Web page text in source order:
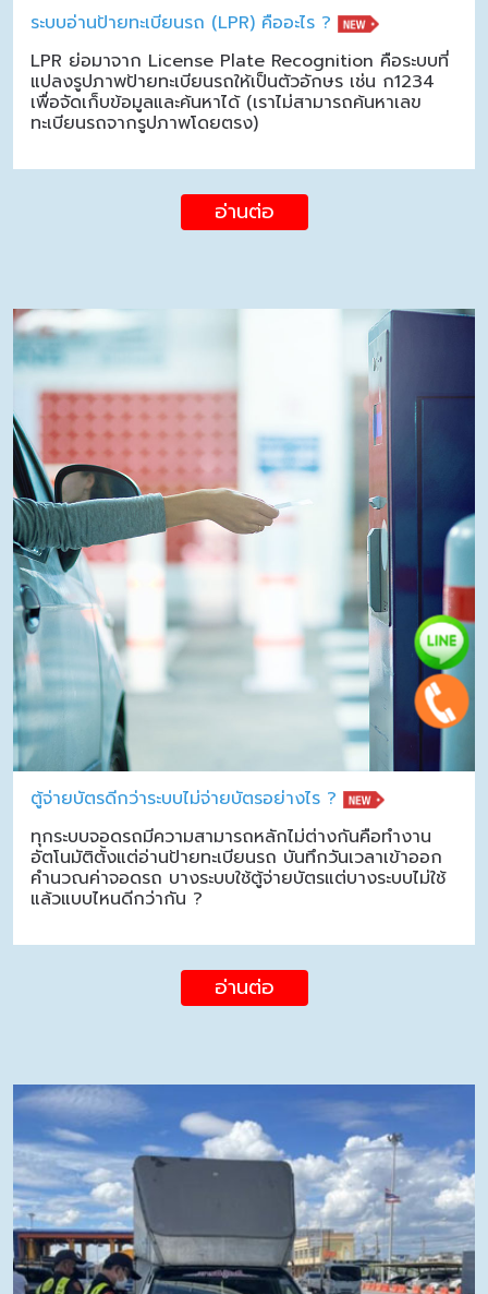
ระบบอ่านป้ายทะเบียนรถ (LPR) คืออะไร ?
LPR ย่อมาจาก License Plate Recognition คือระบบที่
แปลงรูปภาพป้ายทะเบียนรถให้เป็นตัวอักษร เช่น ก1234
เพื่อจัดเก็บข้อมูลและค้นหาได้ (เราไม่สามารถค้นหาเลข
ทะเบียนรถจากรูปภาพโดยตรง)
อ่านต่อ
ตู้จ่ายบัตรดีกว่าระบบไม่จ่ายบัตรอย่างไร ?
ทุกระบบจอดรถมีความสามารถหลักไม่ต่างกันคือทำงาน
อัตโนมัติตั้งแต่อ่านป้ายทะเบียนรถ บันทึกวันเวลาเข้าออก
คำนวณค่าจอดรถ บางระบบใช้ตู้จ่ายบัตรแต่บางระบบไม่ใช้
แล้วแบบไหนดีกว่ากัน ?
อ่านต่อ